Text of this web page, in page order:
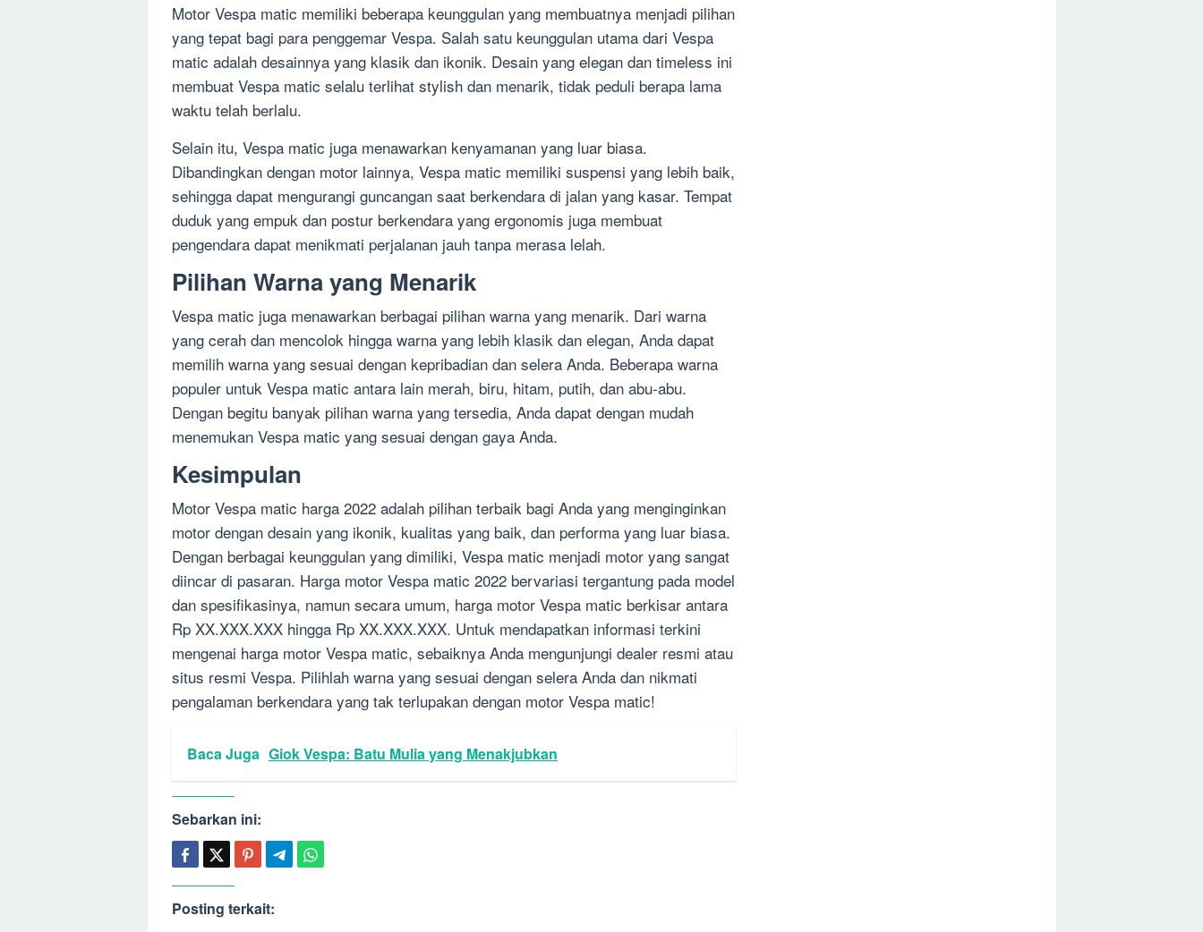
Motor Vespa matic memiliki beberapa keunggulan yang membuatnya menjadi pilihan
yang tepat bagi para penggemar Vespa. Salah satu keunggulan utama dari Vespa
matic adalah desainnya yang klasik dan ikonik. Desain yang elegan dan timeless ini
membuat Vespa matic selalu terlihat stylish dan menarik, tidak peduli berapa lama
waktu telah berlalu.
Selain itu, Vespa matic juga menawarkan kenyamanan yang luar biasa.
Dibandingkan dengan motor lainnya, Vespa matic memiliki suspensi yang lebih baik,
sehingga dapat mengurangi guncangan saat berkendara di jalan yang kasar. Tempat
duduk yang empuk dan postur berkendara yang ergonomis juga membuat
pengendara dapat menikmati perjalanan jauh tanpa merasa lelah.
Pilihan Warna yang Menarik
Vespa matic juga menawarkan berbagai pilihan warna yang menarik. Dari warna
yang cerah dan mencolok hingga warna yang lebih klasik dan elegan, Anda dapat
memilih warna yang sesuai dengan kepribadian dan selera Anda. Beberapa warna
populer untuk Vespa matic antara lain merah, biru, hitam, putih, dan abu-abu.
Dengan begitu banyak pilihan warna yang tersedia, Anda dapat dengan mudah
menemukan Vespa matic yang sesuai dengan gaya Anda.
Kesimpulan
Motor Vespa matic harga 2022 adalah pilihan terbaik bagi Anda yang menginginkan
motor dengan desain yang ikonik, kualitas yang baik, dan performa yang luar biasa.
Dengan berbagai keunggulan yang dimiliki, Vespa matic menjadi motor yang sangat
diincar di pasaran. Harga motor Vespa matic 2022 bervariasi tergantung pada model
dan spesifikasinya, namun secara umum, harga motor Vespa matic berkisar antara
Rp XX.XXX.XXX hingga Rp XX.XXX.XXX. Untuk mendapatkan informasi terkini
mengenai harga motor Vespa matic, sebaiknya Anda mengunjungi dealer resmi atau
situs resmi Vespa. Pilihlah warna yang sesuai dengan selera Anda dan nikmati
pengalaman berkendara yang tak terlupakan dengan motor Vespa matic!
Baca Juga Giok Vespa: Batu Mulia yang Menakjubkan
Sebarkan ini:
Posting terkait: